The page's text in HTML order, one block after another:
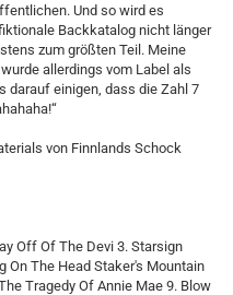
Und so wird es
Backkatalog nicht länger
zum größten Teil. Meine
allerdings vom Label als
darauf einigen, dass die Zahl 7
von Finnlands Schock
Off Of The Devi 3. Starsign
On The Head Staker's Mountain
Tragedy Of Annie Mae 9. Blow